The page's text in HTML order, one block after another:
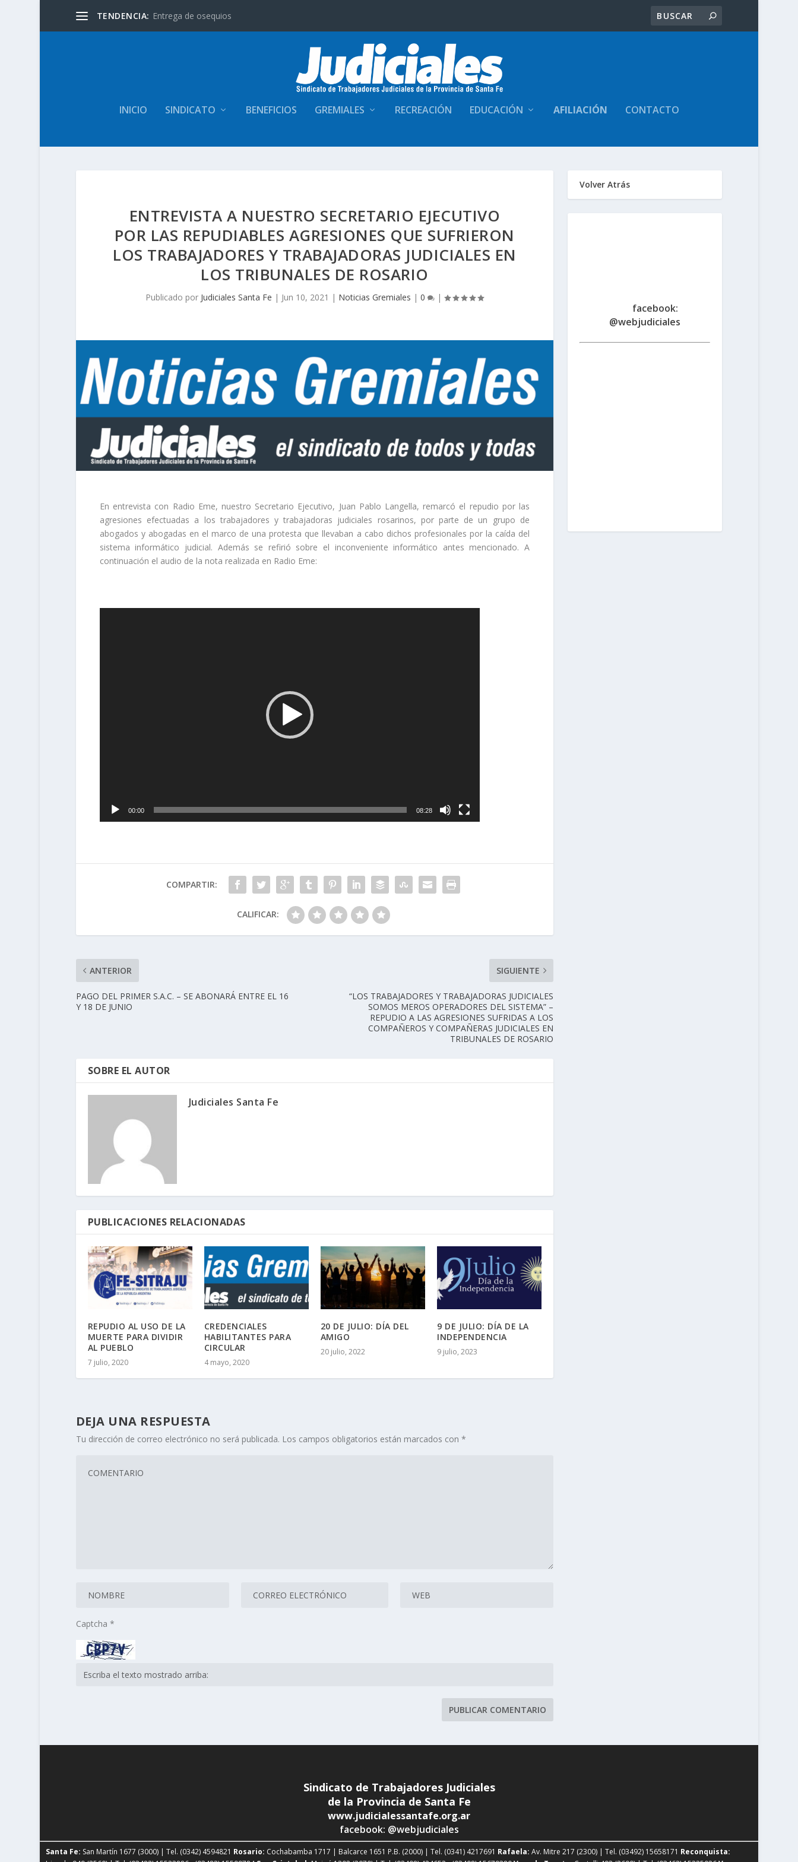
TENDENCIA: Entrega de osequios
INICIO SINDICATO BENEFICIOS GREMIALES RECREACIÓN EDUCACIÓN AFILIACIÓN CONTACTO
ENTREVISTA A NUESTRO SECRETARIO EJECUTIVO
POR LAS REPUDIABLES AGRESIONES QUE SUFRIERON
LOS TRABAJADORES Y TRABAJADORAS JUDICIALES EN
LOS TRIBUNALES DE ROSARIO
Publicado por Judiciales Santa Fe | Jun 10, 2021 | Noticias Gremiales |0 |
En entrevista con Radio Eme, nuestro Secretario Ejecutivo, Juan Pablo Langella, remarcó el repudio por las
agresiones efectuadas a los trabajadores y trabajadoras judiciales rosarinos, por parte de un grupo de
abogados y abogadas en el marco de una protesta que llevaban a cabo dichos profesionales por la caída del
sistema informático judicial. Además se refirió sobre el inconveniente informático antes mencionado. A
continuación el audio de la nota realizada en Radio Eme:
00:00 08:28
COMPARTIR:
CALIFICAR:
ANTERIOR
PAGO DEL PRIMER S.A.C. – SE ABONARÁ ENTRE EL 16
Y 18 DE JUNIO
SIGUIENTE
“LOS TRABAJADORES Y TRABAJADORAS JUDICIALES
SOMOS MEROS OPERADORES DEL SISTEMA” –
REPUDIO A LAS AGRESIONES SUFRIDAS A LOS
COMPAÑEROS Y COMPAÑERAS JUDICIALES EN
TRIBUNALES DE ROSARIO
SOBRE EL AUTOR
Judiciales Santa Fe
PUBLICACIONES RELACIONADAS
REPUDIO AL USO DE LA
MUERTE PARA DIVIDIR
AL PUEBLO
7 julio, 2020
CREDENCIALES
HABILITANTES PARA
CIRCULAR
4 mayo, 2020
20 DE JULIO: DÍA DEL
AMIGO
20 julio, 2022
9 DE JULIO: DÍA DE LA
INDEPENDENCIA
9 julio, 2023
DEJA UNA RESPUESTA
Tu dirección de correo electrónico no será publicada. Los campos obligatorios están marcados con *
Captcha *
Volver Atrás
facebook:
@webjudiciales
Sindicato de Trabajadores Judiciales
de la Provincia de Santa Fe
www.judicialessantafe.org.ar
facebook: @webjudiciales
Santa Fe: San Martín 1677 (3000) | Tel. (0342) 4594821 Rosario: Cochabamba 1717 | Balcarce 1651 P.B. (2000) | Tel. (0341) 4217691 Rafaela: Av. Mitre 217 (2300) | Tel. (03492) 15658171 Reconquista: